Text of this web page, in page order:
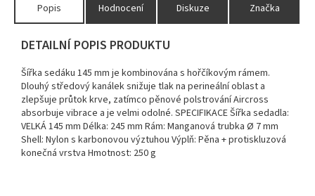
Popis Hodnocení Diskuze Značka
DETAILNÍ POPIS PRODUKTU
Šířka sedáku 145 mm je kombinována s hořčíkovým rámem.
Dlouhý středový kanálek snižuje tlak na perineální oblast a
zlepšuje průtok krve, zatímco pěnové polstrování Aircross
absorbuje vibrace a je velmi odolné. SPECIFIKACEŠířka sedadla:
VELKÁ 145 mm Délka: 245 mm Rám: Manganová trubka Ø 7 mm
Shell: Nylon s karbonovou výztuhou Výplň: Pěna + protiskluzová
konečná vrstva Hmotnost: 250 g